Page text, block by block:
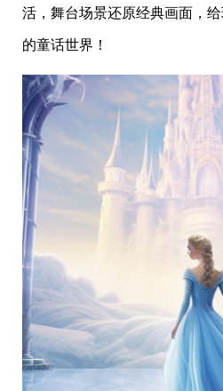
活，舞台场景还原经典画面，
的童话世界！